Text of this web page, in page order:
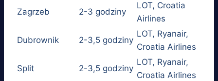
Zagrzeb 2-3 godziny
LOT, Croatia
Airlines
Dubrownik 2-3,5 godziny
LOT, Ryanair,
Croatia Airlines
Split 2-3,5 godziny
LOT, Ryanair,
Croatia Airlines